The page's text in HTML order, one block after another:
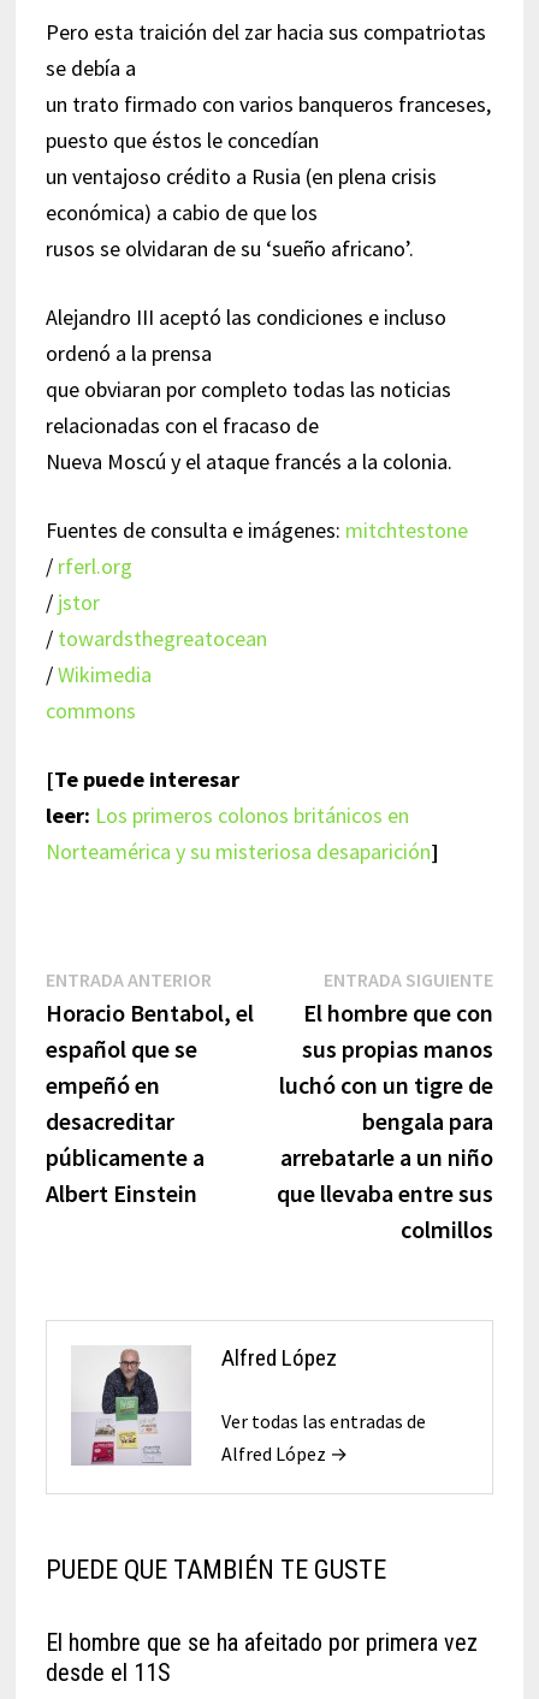
Pero esta traición del zar hacia sus compatriotas
se debía a
un trato firmado con varios banqueros franceses,
puesto que éstos le concedían
un ventajoso crédito a Rusia (en plena crisis
económica) a cabio de que los
rusos se olvidaran de su ‘sueño africano’.
Alejandro III aceptó las condiciones e incluso
ordenó a la prensa
que obviaran por completo todas las noticias
relacionadas con el fracaso de
Nueva Moscú y el ataque francés a la colonia.
Fuentes de consulta e imágenes: mitchtestone
/ rferl.org
/ jstor
/ towardsthegreatocean
/Wikimedia
commons
[Te puede interesar
leer: Los primeros colonos británicos en
Norteamérica y su misteriosa desaparición]
Navegación
de
entradas
ENTRADA ANTERIOREntrada
anterior:
Horacio Bentabol, el
español que se
empeñó en
desacreditar
públicamente a
Albert Einstein
ENTRADA SIGUIENTE
El hombre que con
sus propias manos
luchó con un tigre de
bengala para
arrebatarle a un niño
que llevaba entre sus
colmillos
Alfred López
Ver todas las entradas de
Alfred López →
PUEDE QUE TAMBIÉN TE GUSTE
El hombre que se ha afeitado por primera vez
desde el 11S